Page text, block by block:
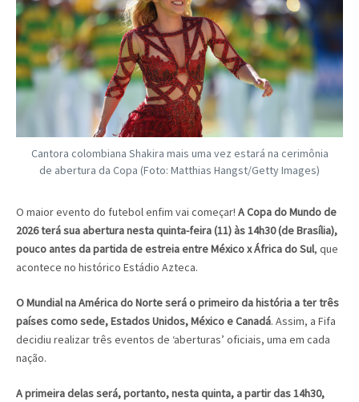
Cantora colombiana Shakira mais uma vez estará na cerimônia
de abertura da Copa (Foto: Matthias Hangst/Getty Images)
O maior evento do futebol enfim vai começar! A Copa do Mundo de
2026 terá sua abertura nesta quinta-feira (11) às 14h30 (de Brasília),
pouco antes da partida de estreia entre México x África do Sul, que
acontece no histórico Estádio Azteca.
O Mundial na América do Norte será o primeiro da história a ter três
países como sede, Estados Unidos, México e Canadá. Assim, a Fifa
decidiu realizar três eventos de ‘aberturas’ oficiais, uma em cada
nação.
A primeira delas será, portanto, nesta quinta, a partir das 14h30,